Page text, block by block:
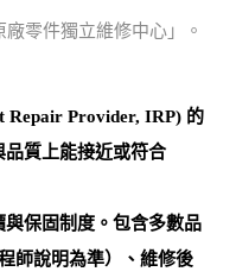
零件獨立維修中心」。
Repair Provider, IRP) 的
質上能接近或符合
與保固制度 。包含多數品
師說明為準）、維修後